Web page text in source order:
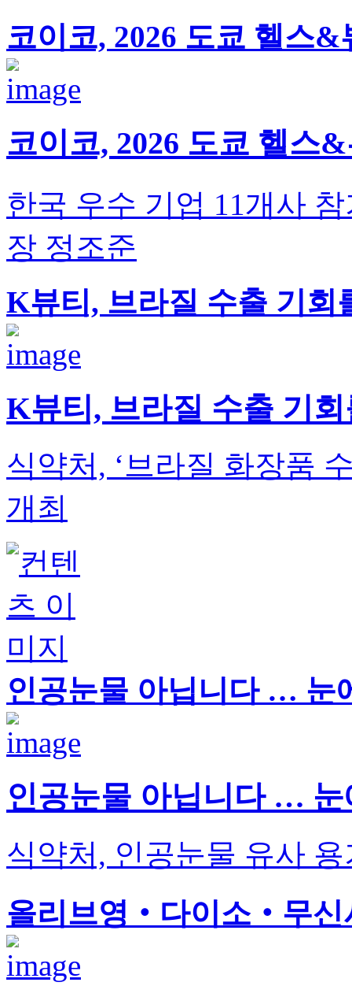
코이코, 2026 도쿄 헬스
코이코, 2026 도쿄 헬스
한국 우수 기업 11개사
장 정조준
K뷰티, 브라질 수출 기회
K뷰티, 브라질 수출 기
식약처, ‘브라질 화장품
개최
인공눈물 아닙니다 … 눈
인공눈물 아닙니다 …
식약처, 인공눈물 유사
올리브영‧다이소‧무신